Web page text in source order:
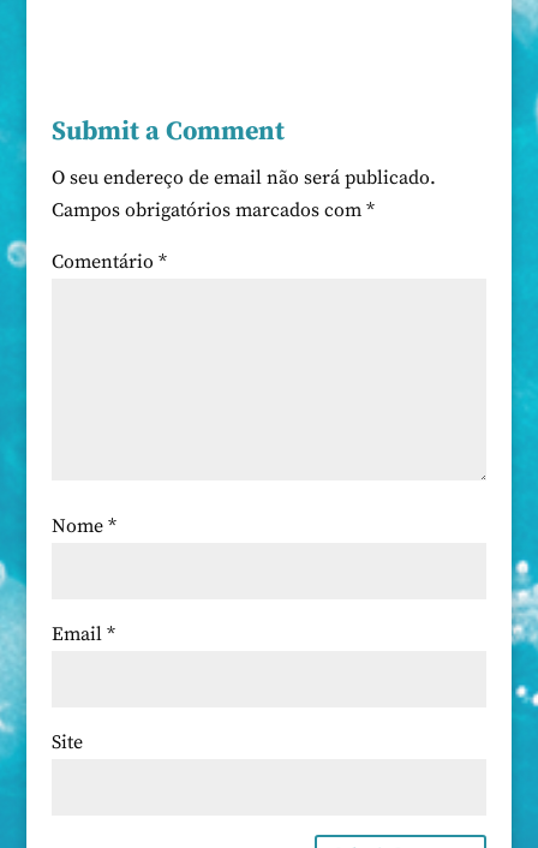
Submit a Comment
O seu endereço de email não será publicado.
Campos obrigatórios marcados com *
Comentário *
Nome *
Email *
Site